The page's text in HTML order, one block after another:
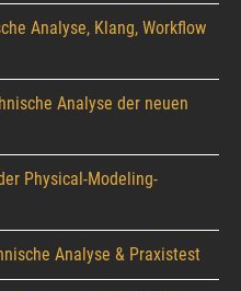
Analyse, Klang, Workflow
Analyse der neuen
Physical-Modeling-
Analyse & Praxistest